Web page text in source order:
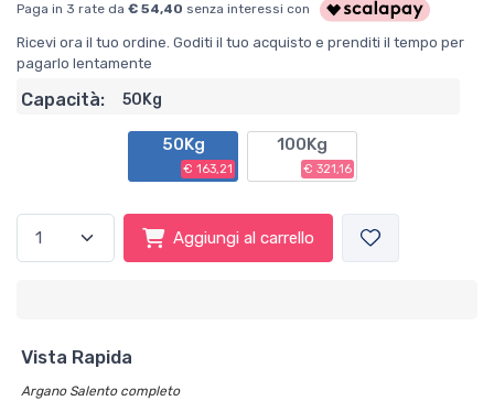
Paga in 3 rate da € 54,40 senza interessi con
Ricevi ora il tuo ordine. Goditi il tuo acquisto e prenditi il tempo per
pagarlo lentamente
Capacità: 50Kg
50Kg
€ 163,21
100Kg
€ 321,16
Aggiungi al carrello
Vista Rapida
Argano Salento completo